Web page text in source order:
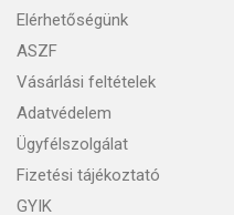
Elérhetőségünk
ASZF
Vásárlási feltételek
Adatvédelem
Ügyfélszolgálat
Fizetési tájékoztató
GYIK